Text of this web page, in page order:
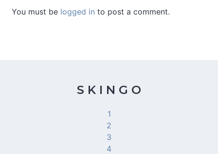
You must be logged in to post a comment.
S K I N G O
1
2
3
4